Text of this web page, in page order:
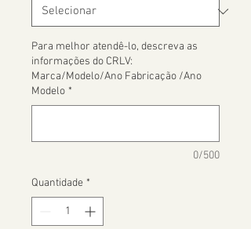
Para melhor atendê-lo, descreva as
informações do CRLV:
Marca/Modelo/Ano Fabricação /Ano
Modelo *
0/500
Quantidade *